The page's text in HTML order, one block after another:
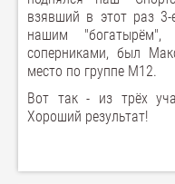
взявший в этот раз
нашим
соперниками, был
место по группе М12.
Вот так - из трёх
Хороший результат!